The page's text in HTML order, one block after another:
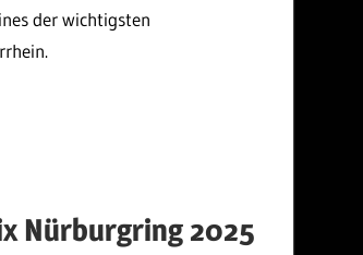
der wichtigsten
Nürburgring 2025